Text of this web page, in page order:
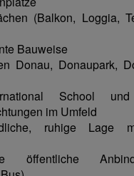
(Balkon, Loggia,
Bauweise
Donau, Donaupark,
School und
im Umfeld
ruhige Lage
öffentliche